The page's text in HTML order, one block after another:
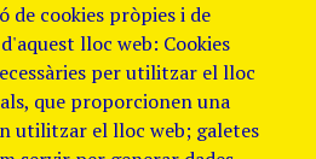
de cookies pròpies i de
lloc web: Cookies
per utilitzar el lloc
que proporcionen una
utilitzar el lloc web; galetes